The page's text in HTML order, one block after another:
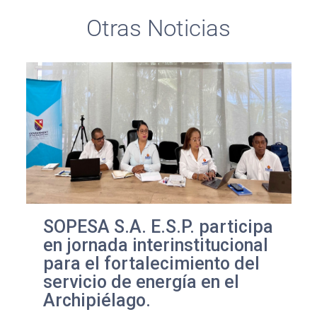
Otras Noticias
SOPESA S.A. E.S.P. participa
en jornada interinstitucional
para el fortalecimiento del
servicio de energía en el
Archipiélago.